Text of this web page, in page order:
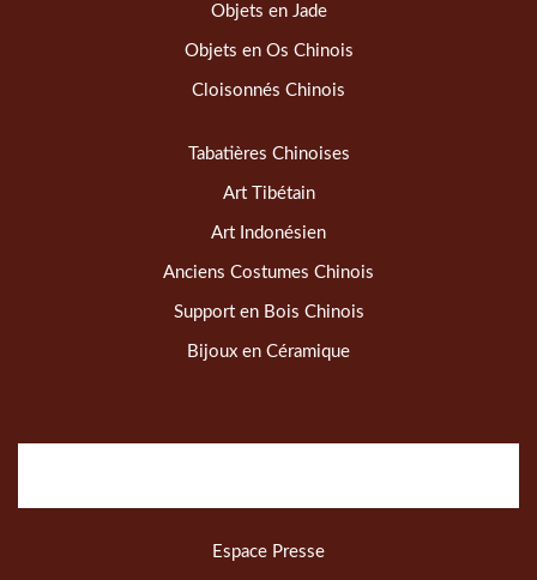
Objets en Jade
Objets en Os Chinois
Cloisonnés Chinois
Tabatières Chinoises
Art Tibétain
Art Indonésien
Anciens Costumes Chinois
Support en Bois Chinois
Bijoux en Céramique
Espace Presse